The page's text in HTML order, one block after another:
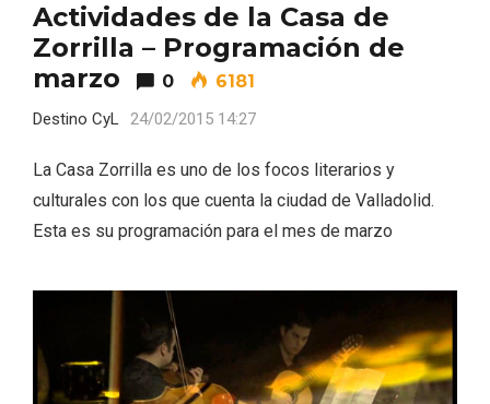
Actividades de la Casa de
Zorrilla – Programación de
marzo
0 6181
Destino CyL 24/02/2015 14:27
La Casa Zorrilla es uno de los focos literarios y
culturales con los que cuenta la ciudad de Valladolid.
Esta es su programación para el mes de marzo